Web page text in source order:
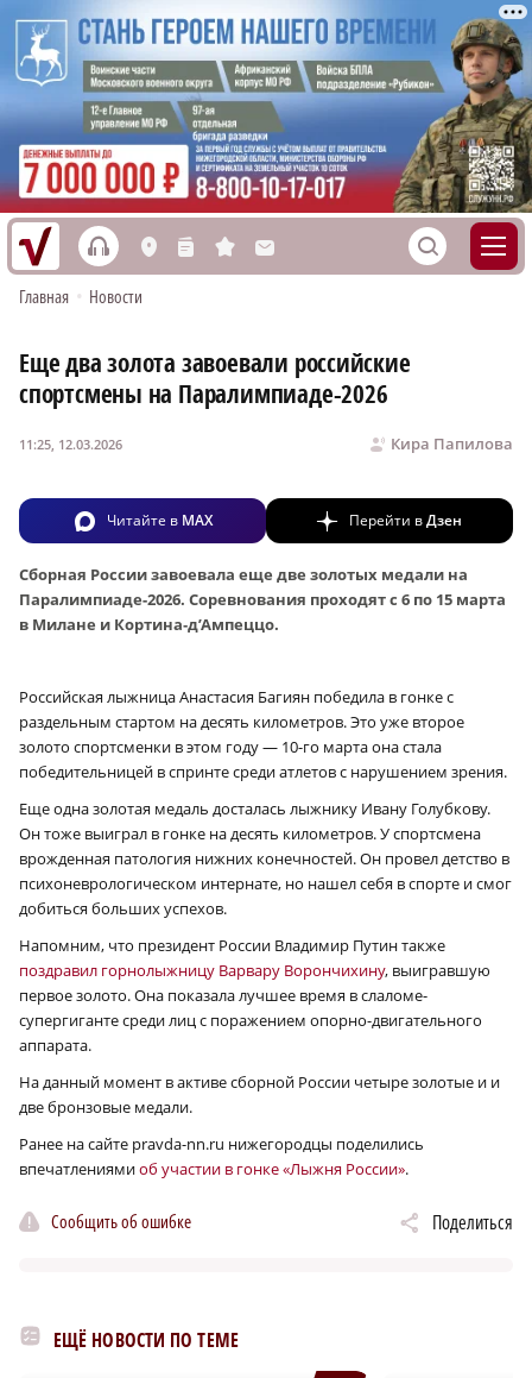
h L n s M S
Главная • Новости
Еще два золота завоевали российские
спортсмены на Паралимпиаде-2026
Кира Папилова
11:25, 12.03.2026
Читайте в MAX Перейти вДзен
Сборная России завоевала еще две золотых медали на
Паралимпиаде-2026. Соревнования проходят с 6 по 15 марта
в Милане и Кортина‑д’Ампеццо.
Российская лыжница Анастасия Багиян победила в гонке с
раздельным стартом на десять километров. Это уже второе
золото спортсменки в этом году — 10-го марта она стала
победительницей в спринте среди атлетов с нарушением зрения.
Еще одна золотая медаль досталась лыжнику Ивану Голубкову.
Он тоже выиграл в гонке на десять километров. У спортсмена
врожденная патология нижних конечностей. Он провел детство в
психоневрологическом интернате, но нашел себя в спорте и смог
добиться больших успехов.
Напомним, что президент России Владимир Путин также
поздравил горнолыжницу Варвару Ворончихину, выигравшую
первое золото. Она показала лучшее время в слаломе-
супергиганте среди лиц с поражением опорно-двигательного
аппарата.
На данный момент в активе сборной России четыре золотые и и
две бронзовые медали.
Ранее на сайте pravda-nn.ru нижегородцы поделились
впечатлениямиоб участии в гонке «Лыжня России».
Сообщить об ошибке Поделиться
ЕЩЁ НОВОСТИ ПО ТЕМЕ